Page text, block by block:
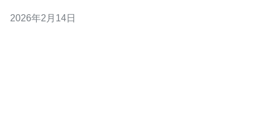
2026年2月14日